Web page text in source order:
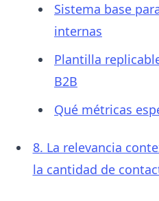
Sistema base
internas
Plantilla
B2B
Qué métricas
8. La relevancia
la cantidad de